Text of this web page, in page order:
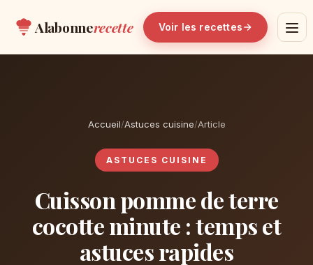
Alabonnerecette Voir les recettes
Accueil/Astuces cuisine/Article
ASTUCES CUISINE
Cuisson pomme de terre
cocotte minute : temps et
astuces rapides